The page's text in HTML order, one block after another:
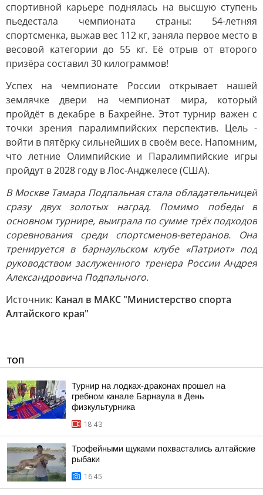
спортивной карьере поднялась на высшую ступень
пьедестала чемпионата страны: 54-летняя
спортсменка, выжав вес 112 кг, заняла первое место в
весовой категории до 55 кг. Её отрыв от второго
призёра составил 30 килограммов!
Успех на чемпионате России открывает нашей
землячке двери на чемпионат мира, который
пройдёт в декабре в Бахрейне. Этот турнир важен с
точки зрения паралимпийских перспектив. Цель -
войти в пятёрку сильнейших в своём весе. Напомним,
что летние Олимпийские и Паралимпийские игры
пройдут в 2028 году в Лос-Анджелесе (США).
В Москве Тамара Подпальная стала обладательницей
сразу двух золотых наград. Помимо победы в
основном турнире, выиграла по сумме трёх подходов
соревнования среди спортсменов-ветеранов. Она
тренируется в барнаульском клубе «Патриот» под
руководством заслуженного тренера России Андрея
Александровича Подпального.
Источник: Канал в МАКС "Министерство спорта
Алтайского края"
ТОП
Турнир на лодках-драконах прошел на
гребном канале Барнаула в День
физкультурника
18:43
Трофейными щуками похвастались алтайские
рыбаки
16:45